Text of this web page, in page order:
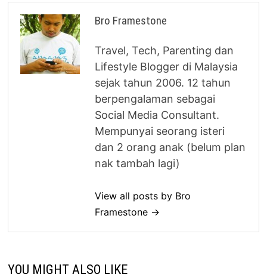
Bro Framestone
Travel, Tech, Parenting dan
Lifestyle Blogger di Malaysia
sejak tahun 2006. 12 tahun
berpengalaman sebagai
Social Media Consultant.
Mempunyai seorang isteri
dan 2 orang anak (belum plan
nak tambah lagi)
View all posts by Bro
Framestone →
YOU MIGHT ALSO LIKE